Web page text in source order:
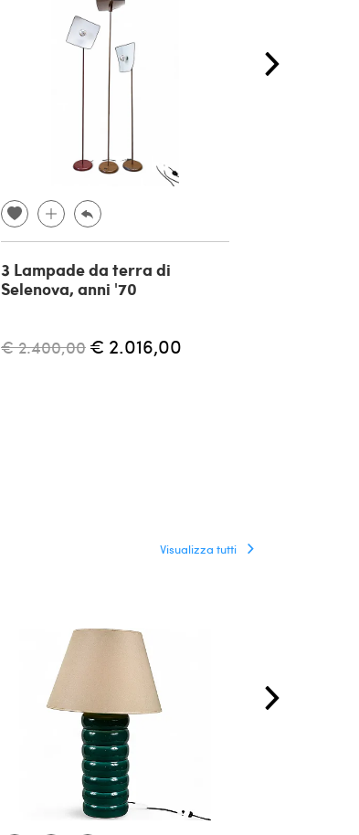
3 Lampade da terra di
Selenova, anni '70
€ 2.400,00 € 2.016,00
Visualizza tutti